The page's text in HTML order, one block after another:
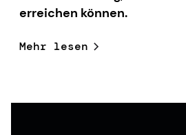
erreichen können.
Mehr lesen